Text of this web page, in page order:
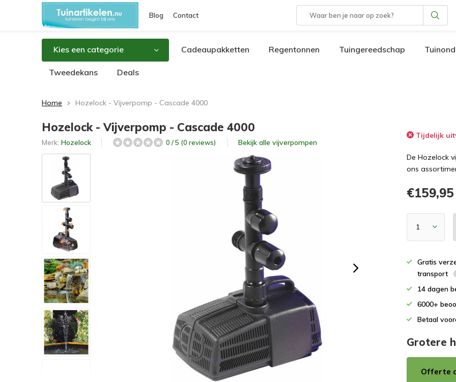
Blog Contact
Kies een categorie Cadeaupakketten Regentonnen Tuingereedschap
Tweedekans Deals
Home Hozelock - Vijverpomp - Cascade 4000
Hozelock - Vijverpomp - Cascade 4000
Merk: Hozelock 0 / 5 (0 reviews) Bekijk alle vijverpompen
Tijdelijk
De Hozelock
ons
€159,95
Gratis
transport
14 dagen
6000+
Betaal
Grotere
Offerte